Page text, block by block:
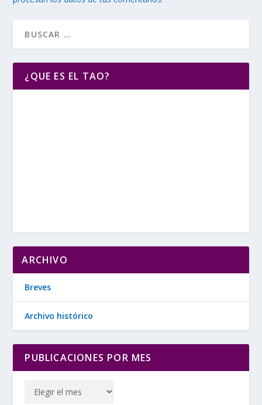
¿QUE ES EL TAO?
ARCHIVO
Breves
Archivo histórico
PUBLICACIONES POR MES